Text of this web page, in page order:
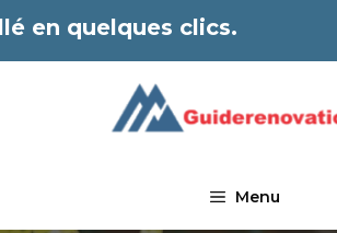
en quelques clics.
Menu